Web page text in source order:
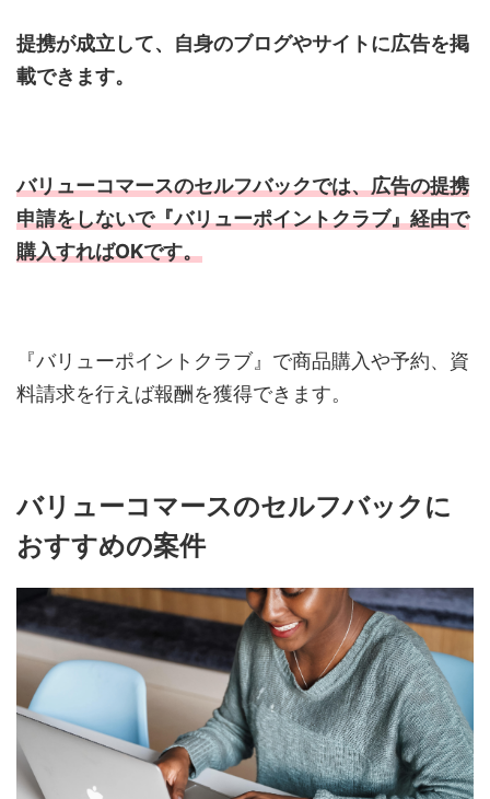
提携が成立して、自身のブログやサイトに広告を掲
載できます。
バリューコマースのセルフバックでは、広告の提携
申請をしないで『バリューポイントクラブ』経由で
購入すればOKです。
『バリューポイントクラブ』で商品購入や予約、資
料請求を行えば報酬を獲得できます。
バリューコマースのセルフバックに
おすすめの案件